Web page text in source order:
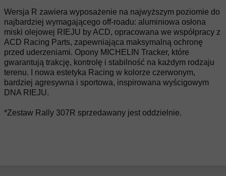
Wersja R zawiera wyposażenie na najwyższym poziomie do
najbardziej wymagającego off-roadu: aluminiowa osłona
miski olejowej RIEJU by ACD, opracowana we współpracy z
ACD Racing Parts, zapewniająca maksymalną ochronę
przed uderzeniami. Opony MICHELIN Tracker, które
gwarantują trakcję, kontrolę i stabilność na każdym rodzaju
terenu. I nowa estetyka Racing w kolorze czerwonym,
bardziej agresywna i sportowa, inspirowana wyścigowym
DNA RIEJU.
*Zestaw Rally 307R sprzedawany jest oddzielnie.